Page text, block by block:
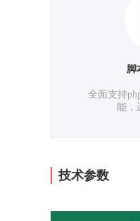
脚
全面支持
能，
技术参数